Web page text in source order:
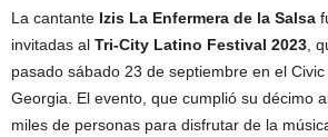
La cantante Izis La Enfermera de la Salsa
invitadas al Tri-City Latino Festival 2023 ,
pasado sábado 23 de septiembre en el
Georgia. El evento, que cumplió su décimo
miles de personas para disfrutar de la